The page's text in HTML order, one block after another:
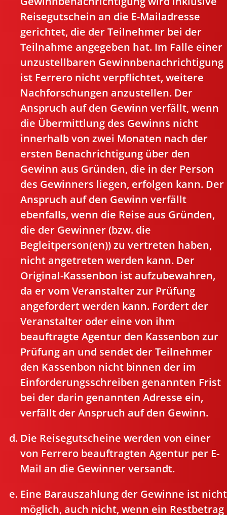
Reisegutschein an die E-Mailadresse
gerichtet, die der Teilnehmer bei der
Teilnahme angegeben hat. Im Falle einer
unzustellbaren Gewinnbenachrichtigung
ist Ferrero nicht verpflichtet, weitere
Nachforschungen anzustellen. Der
Anspruch auf den Gewinn verfällt, wenn
die Übermittlung des Gewinns nicht
innerhalb von zwei Monaten nach der
ersten Benachrichtigung über den
Gewinn aus Gründen, die in der Person
des Gewinners liegen, erfolgen kann. Der
Anspruch auf den Gewinn verfällt
ebenfalls, wenn die Reise aus Gründen,
die der Gewinner (bzw. die
Begleitperson(en)) zu vertreten haben,
nicht angetreten werden kann. Der
Original-Kassenbon ist aufzubewahren,
da er vom Veranstalter zur Prüfung
angefordert werden kann. Fordert der
Veranstalter oder eine von ihm
beauftragte Agentur den Kassenbon zur
Prüfung an und sendet der Teilnehmer
den Kassenbon nicht binnen der im
Einforderungsschreiben genannten Frist
bei der darin genannten Adresse ein,
verfällt der Anspruch auf den Gewinn.
Die Reisegutscheine werden von einer
von Ferrero beauftragten Agentur per E-
Mail an die Gewinner versandt.
Eine Barauszahlung der Gewinne ist nicht
möglich, auch nicht, wenn ein Restbetrag